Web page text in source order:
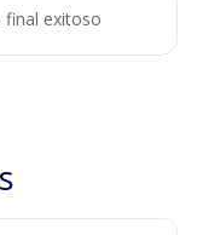
final exitoso